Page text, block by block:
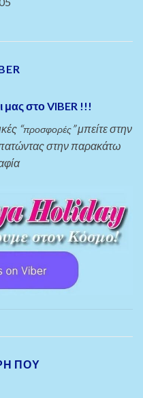
μας στο VIBER !!!
“προσφορές” μπείτε στην
στην παρακάτω
ΠΟΥ